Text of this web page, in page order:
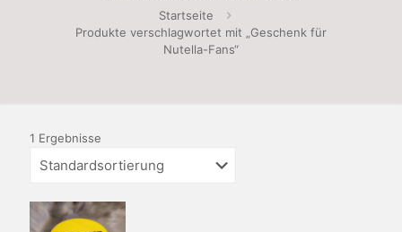
Startseite
Produkte verschlagwortet mit „Geschenk für
Nutella-Fans“
1 Ergebnisse